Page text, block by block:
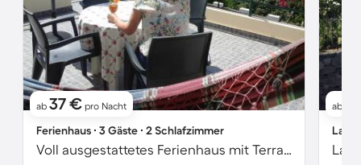
ab 37 € pro Nacht
Ferienhaus ∙ 3 Gäste ∙ 2 Schlafzimmer
Voll ausgestattetes Ferienhaus mit Terrasse und Garten | Bergblick
ab